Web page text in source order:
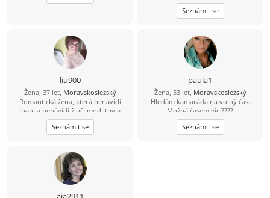
něco jiného nebo pravého:)
Seznámit se
liu900
Žena, 37 let, Moravskoslezský
Romantická žena, která nenávidí
lhaní a nenávidí žluč, modlitby a
strach z Boha, tichá a láskyplná,
hledá stabilitu a šťastný život.
Seznámit se
paula1
Žena, 53 let, Moravskoslezský
Hledám kamaráda na volný čas.
Možná časem víc ????
Seznámit se